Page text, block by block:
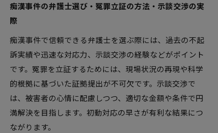
痴漢事件の弁護士選び・冤罪立証の方法・示談交渉の実
際
痴漢事件で信頼できる弁護士を選ぶ際には、過去の不起
訴実績や迅速な対応力、示談交渉の経験などがポイント
です。冤罪を立証するためには、現場状況の再現や科学
的根拠に基づいた証拠提出が不可欠です。示談交渉で
は、被害者の心情に配慮しつつ、適切な金額や条件で円
満解決を目指します。初動対応の早さが有利な結果につ
ながります。